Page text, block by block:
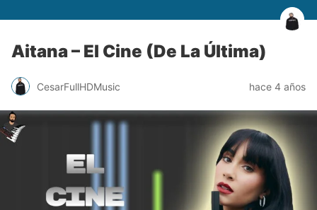
Aitana – El Cine (De La Última)
CesarFullHDMusic hace 4 años